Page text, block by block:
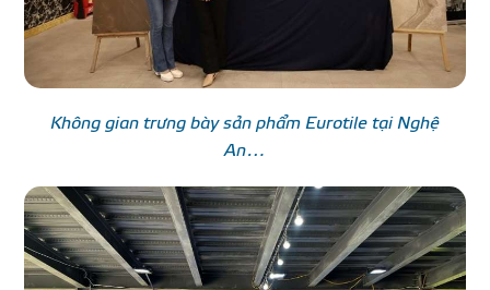
Không gian trưng bày sản phẩm Eurotile tại Nghệ
An…